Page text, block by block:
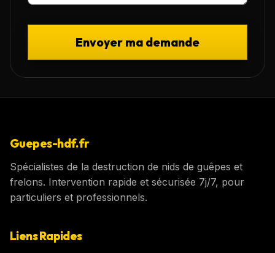
Envoyer ma demande
Guepes-hdf.fr
Spécialistes de la destruction de nids de guêpes et
frelons. Intervention rapide et sécurisée 7j/7, pour
particuliers et professionnels.
Liens Rapides